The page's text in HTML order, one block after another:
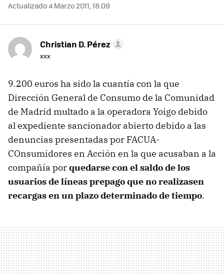
Actualizado 4 Marzo 2011, 18:09
Christian D. Pérez
xxx
9.200 euros ha sido la cuantía con la que
Dirección General de Consumo de la Comunidad
de Madrid multado a la operadora Yoigo debido
al expediente sancionador abierto debido a las
denuncias presentadas por FACUA-
COnsumidores en Acción en la que acusaban a la
compañía porquedarse con el saldo de los
usuarios de líneas prepago que no realizasen
recargas en un plazo determinado de tiempo.